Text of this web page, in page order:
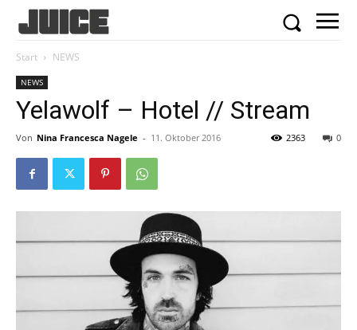
Start NEWS
NEWS
Yelawolf – Hotel // Stream
Von Nina Francesca Nagele - 11. Oktober 2016 0
2363